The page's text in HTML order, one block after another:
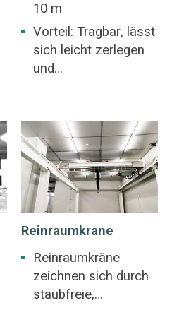
10 m
Vorteil: Tragbar, lässt
sich leicht zerlegen
und
Bodenschiene zu
pflastern.
Reinraumkrane
Reinraumkräne
zeichnen sich durch
staubfreie,